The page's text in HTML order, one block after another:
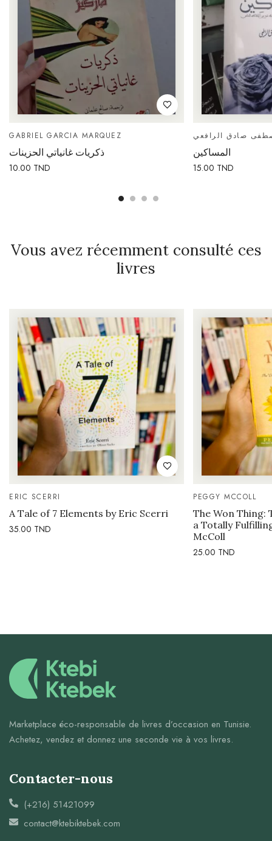
GABRIEL GARCIA MARQUEZ
ذكريات غانياتي الحزينات
10.00 TND
صادق الرافعي
المساكين
15.00 TND
Vous avez récemment consulté ces
livres
ERIC SCERRI
A Tale of 7 Elements by Eric Scerri
35.00 TND
PEGGY MCCOLL
The Won Thing:
a Totally
McColl
25.00 TND
Marketplace éco-responsable de livres d’occasion en Tunisie.
Achetez, vendez et donnez une seconde vie à vos livres.
Contacter-nous
(+216) 51421099
contact@ktebiktebek.com